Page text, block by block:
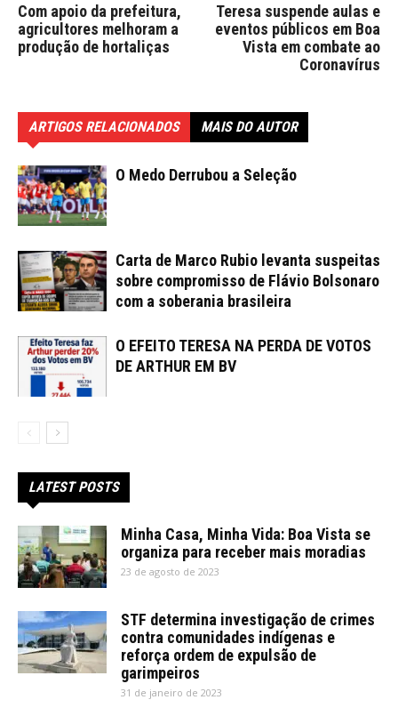
Com apoio da prefeitura,
agricultores melhoram a
produção de hortaliças
Teresa suspende aulas e
eventos públicos em Boa
Vista em combate ao
Coronavírus
ARTIGOS RELACIONADOS MAIS DO AUTOR
O Medo Derrubou a Seleção
Carta de Marco Rubio levanta suspeitas
sobre compromisso de Flávio Bolsonaro
com a soberania brasileira
O EFEITO TERESA NA PERDA DE VOTOS
DE ARTHUR EM BV
LATEST POSTS
Minha Casa, Minha Vida: Boa Vista se
organiza para receber mais moradias
23 de agosto de 2023
STF determina investigação de crimes
contra comunidades indígenas e
reforça ordem de expulsão de
garimpeiros
31 de janeiro de 2023